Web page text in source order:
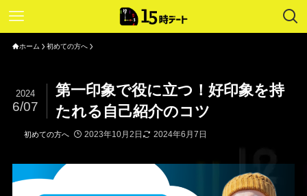
ホーム 初めての方へ
第一印象で役に立つ！好印象を持
たれる自己紹介のコツ
2024
6/07
初めての方へ 2023年10月2日 2024年6月7日